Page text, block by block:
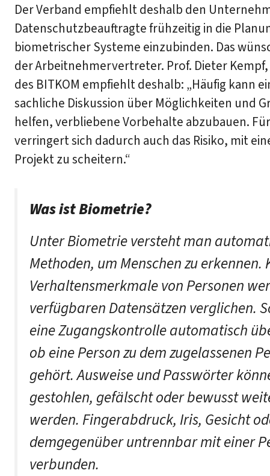
Der Verband empfiehlt deshalb den
Datenschutzbeauftragte frühzeitig in die
biometrischer Systeme einzubinden. Das
der Arbeitnehmervertreter. Prof. Dieter
des BITKOM empfiehlt deshalb: „Häufig kann
sachliche Diskussion über Möglichkeiten und
helfen, verbliebene Vorbehalte abzubauen.
verringert sich dadurch auch das Risiko, mit
Projekt zu scheitern.“
Was ist Biometrie?
Unter Biometrie versteht man
Methoden, um Menschen zu erkennen.
Verhaltensmerkmale von Personen
verfügbaren Datensätzen verglichen.
eine Zugangskontrolle automatisch
ob eine Person zu dem zugelassenen
gehört. Ausweise und Passwörter
gestohlen, gefälscht oder bewusst
werden. Fingerabdruck, Iris, Gesicht
demgegenüber untrennbar mit einer
verbunden.